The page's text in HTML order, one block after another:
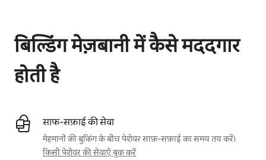
बिल्डिंग मेज़बानी में कैसे मददगार
होती है
साफ-सफ़ाई की सेवा
मेहमानों की बुकिंग के बीच पेशेवर साफ़-सफ़ाई का समय तय करें।
किसी पेशेवर की सेवाएँ बुक करें